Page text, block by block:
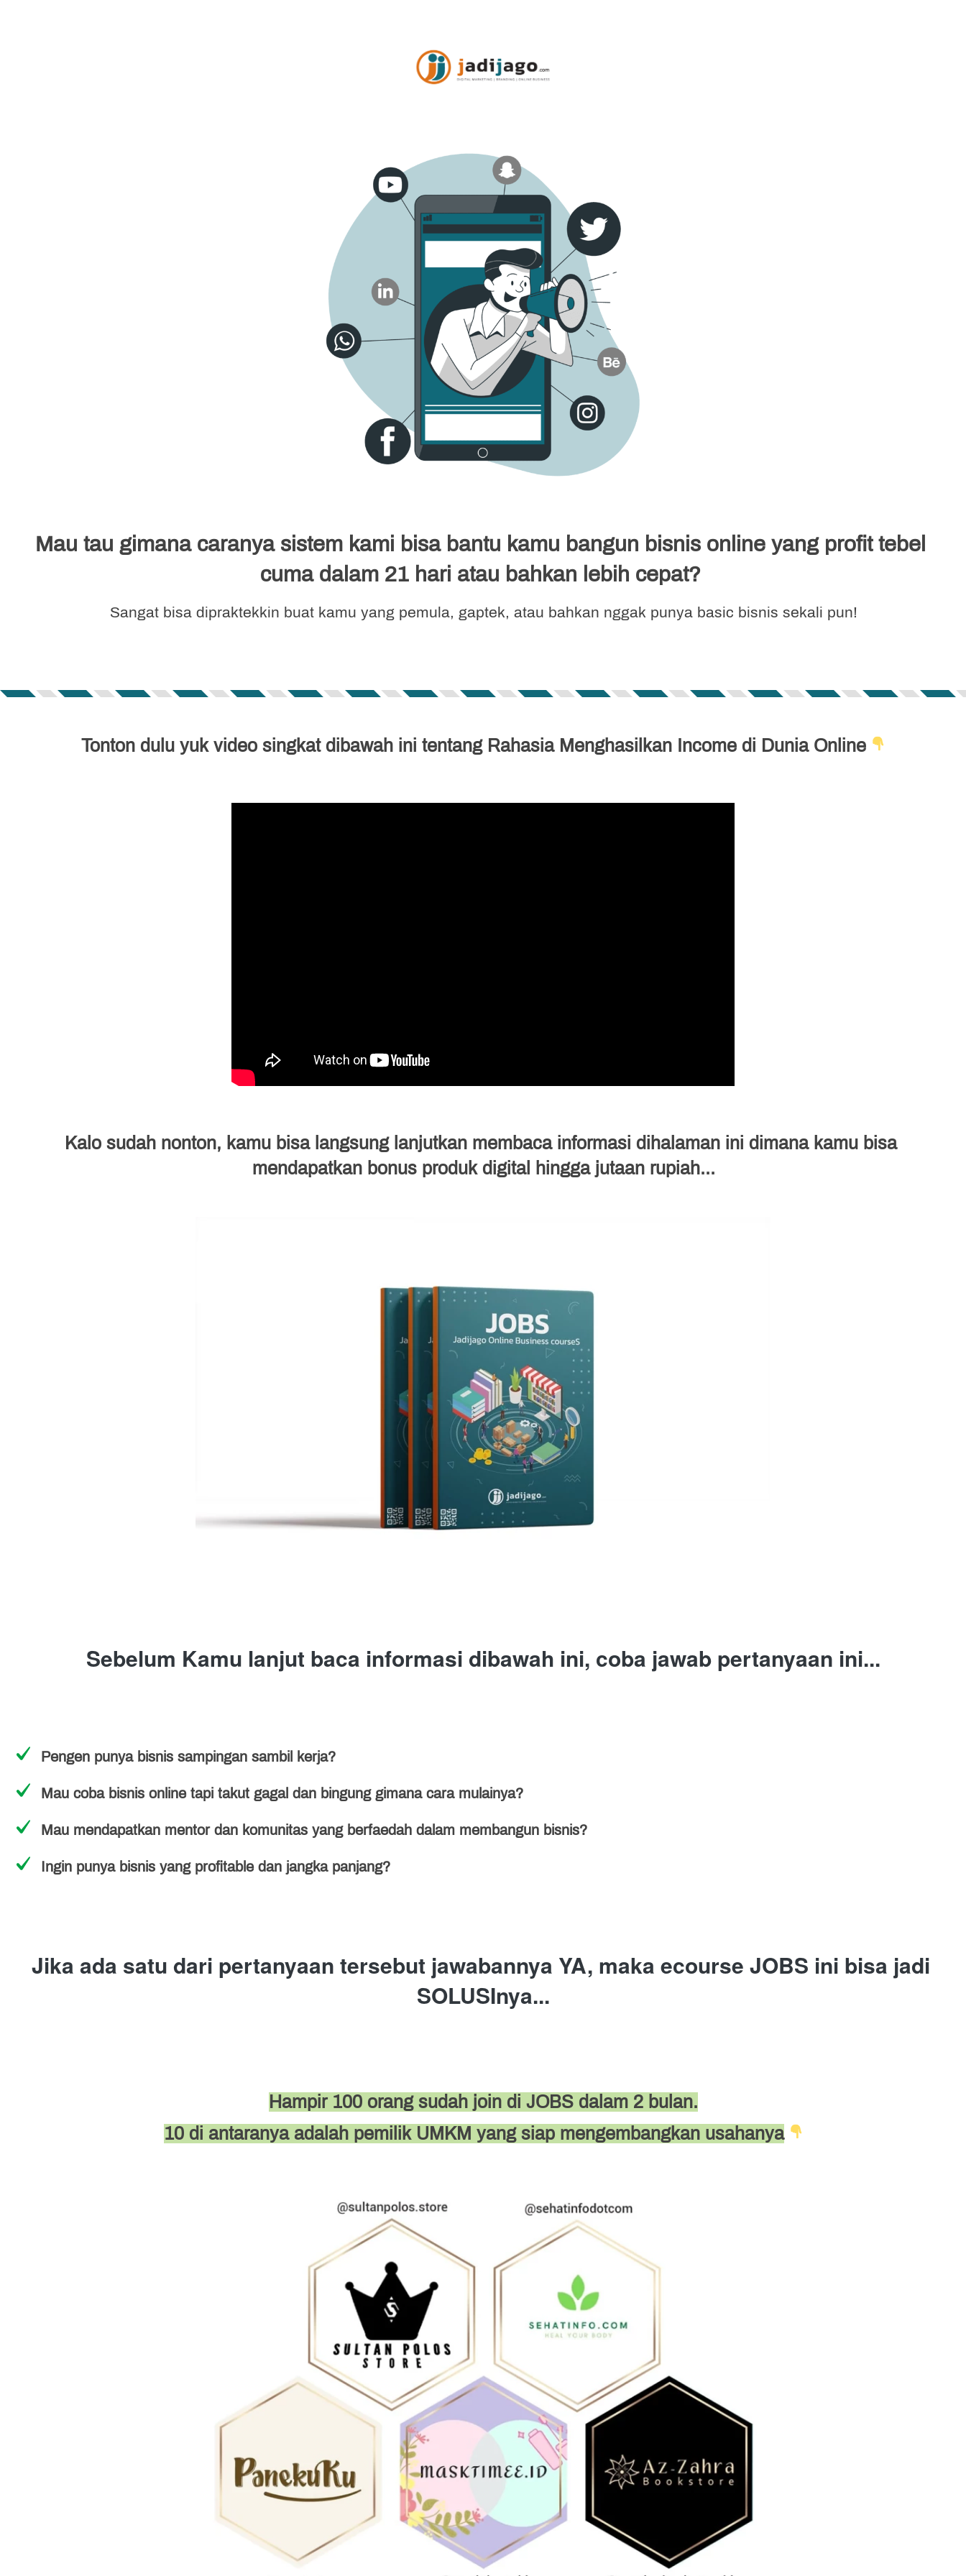
Mau tau gimana caranya sistem kami bisa bantu kamu bangun bisnis online yang profit tebel
cuma dalam 21 hari atau bahkan lebih cepat?
Sangat bisa dipraktekkin buat kamu yang pemula, gaptek, atau bahkan nggak punya basic bisnis sekali pun!
Tonton dulu yuk video singkat dibawah ini tentang Rahasia Menghasilkan Income di Dunia Online
Kalo sudah nonton, kamu bisa langsung lanjutkan membaca informasi dihalaman ini dimana kamu bisa
mendapatkan bonus produk digital hingga jutaan rupiah...
Sebelum Kamu lanjut baca informasi dibawah ini, coba jawab pertanyaan ini...
Pengen punya bisnis sampingan sambil kerja?
Mau coba bisnis online tapi takut gagal dan bingung gimana cara mulainya?
Mau mendapatkan mentor dan komunitas yang berfaedah dalam membangun bisnis?
Ingin punya bisnis yang profitable dan jangka panjang?
Jika ada satu dari pertanyaan tersebut jawabannya YA, maka ecourse JOBS ini bisa jadi
SOLUSInya...
Hampir 100 orang sudah join di JOBS dalam 2 bulan.
10 di antaranya adalah pemilik UMKM yang siap mengembangkan usahanya